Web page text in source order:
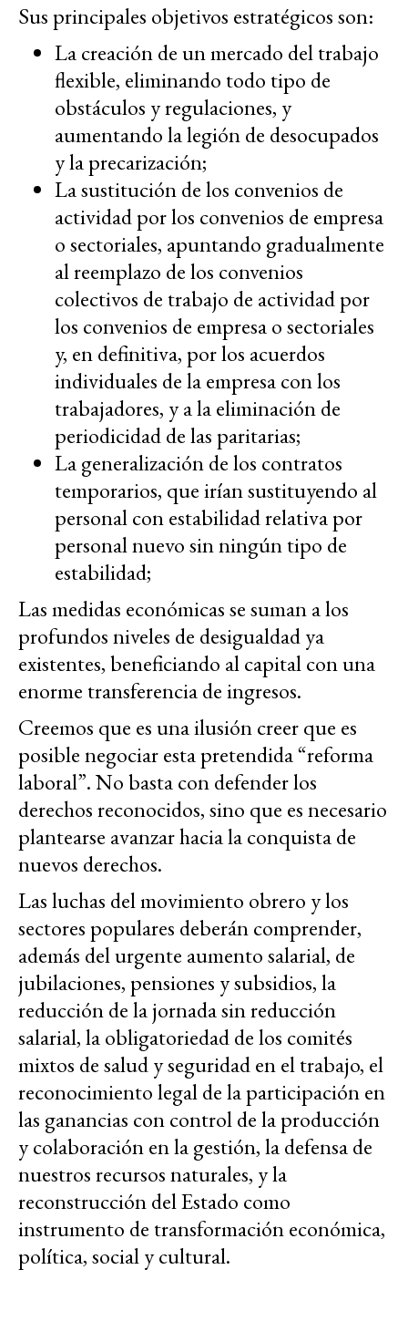
Sus principales objetivos estratégicos son:
La creación de un mercado del trabajo
flexible, eliminando todo tipo de
obstáculos y regulaciones, y
aumentando la legión de desocupados
y la precarización;
La sustitución de los convenios de
actividad por los convenios de empresa
o sectoriales, apuntando gradualmente
al reemplazo de los convenios
colectivos de trabajo de actividad por
los convenios de empresa o sectoriales
y, en definitiva, por los acuerdos
individuales de la empresa con los
trabajadores, y a la eliminación de
periodicidad de las paritarias;
La generalización de los contratos
temporarios, que irían sustituyendo al
personal con estabilidad relativa por
personal nuevo sin ningún tipo de
estabilidad;
Las medidas económicas se suman a los
profundos niveles de desigualdad ya
existentes, beneficiando al capital con una
enorme transferencia de ingresos.
Creemos que es una ilusión creer que es
posible negociar esta pretendida “reforma
laboral”. No basta con defender los
derechos reconocidos, sino que es necesario
plantearse avanzar hacia la conquista de
nuevos derechos.
Las luchas del movimiento obrero y los
sectores populares deberán comprender,
además del urgente aumento salarial, de
jubilaciones, pensiones y subsidios, la
reducción de la jornada sin reducción
salarial, la obligatoriedad de los comités
mixtos de salud y seguridad en el trabajo, el
reconocimiento legal de la participación en
las ganancias con control de la producción
y colaboración en la gestión, la defensa de
nuestros recursos naturales, y la
reconstrucción del Estado como
instrumento de transformación económica,
política, social y cultural.